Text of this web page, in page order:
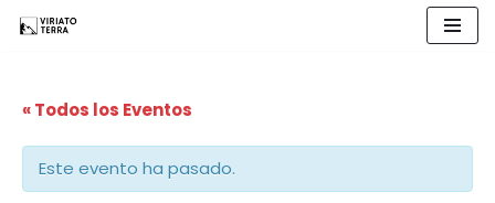
contenido
« Todos los Eventos
Este evento ha pasado.